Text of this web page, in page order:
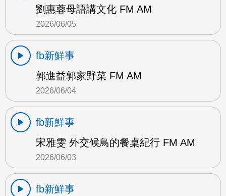
劉惠蓉母語講文化 FM AM
2026/06/05
fb新鮮事
郭進益郭家野菜 FM AM
2026/06/04
fb新鮮事
宋雅雯 外交候鳥的餐桌紀行 FM AM
2026/06/03
fb新鮮事